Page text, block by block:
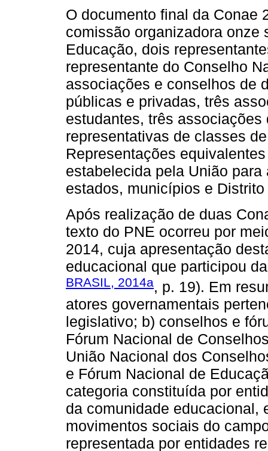
O documento final da Conae
comissão organizadora onze
Educação, dois
representante do Conselho
associações e conselhos de
públicas e privadas, três
estudantes, três
representativas de classes
Representações
estabelecida pela União
estados, municípios e Distrito
Após realização de duas
texto do PNE ocorreu por
2014, cuja apresentação
educacional que participou
BRASIL, 2014a, p. 19). Em
atores governamentais
legislativo; b) conselhos e
Fórum Nacional de
União Nacional dos
e Fórum Nacional de
categoria constituída por
da comunidade educacional,
movimentos sociais do
representada por entidades